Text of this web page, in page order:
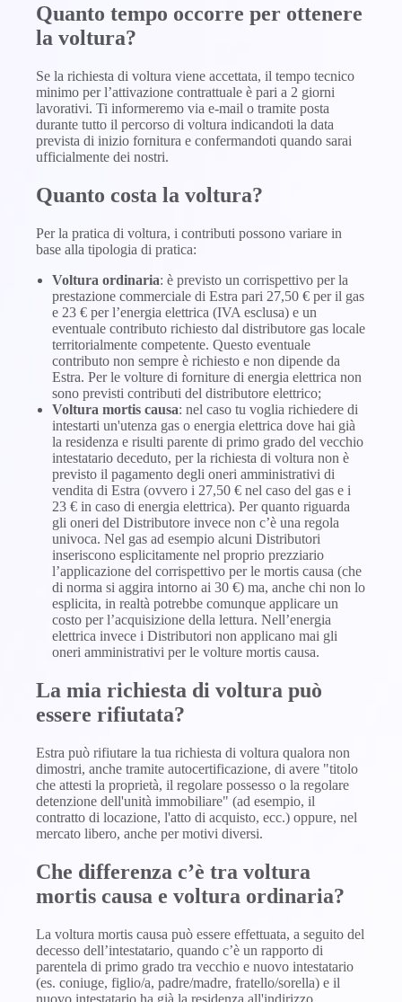
Quanto tempo occorre per ottenere
la voltura?
Se la richiesta di voltura viene accettata, il tempo tecnico
minimo per l’attivazione contrattuale è pari a 2 giorni
lavorativi. Ti informeremo via e-mail o tramite posta
durante tutto il percorso di voltura indicandoti la data
prevista di inizio fornitura e confermandoti quando sarai
ufficialmente dei nostri.
Quanto costa la voltura?
Per la pratica di voltura, i contributi possono variare in
base alla tipologia di pratica:
Voltura ordinaria: è previsto un corrispettivo per la
prestazione commerciale di Estra pari 27,50 € per il gas
e 23 € per l’energia elettrica (IVA esclusa) e un
eventuale contributo richiesto dal distributore gas locale
territorialmente competente. Questo eventuale
contributo non sempre è richiesto e non dipende da
Estra. Per le volture di forniture di energia elettrica non
sono previsti contributi del distributore elettrico;
Voltura mortis causa: nel caso tu voglia richiedere di
intestarti un'utenza gas o energia elettrica dove hai già
la residenza e risulti parente di primo grado del vecchio
intestatario deceduto, per la richiesta di voltura non è
previsto il pagamento degli oneri amministrativi di
vendita di Estra (ovvero i 27,50 € nel caso del gas e i
23 € in caso di energia elettrica). Per quanto riguarda
gli oneri del Distributore invece non c’è una regola
univoca. Nel gas ad esempio alcuni Distributori
inseriscono esplicitamente nel proprio prezziario
l’applicazione del corrispettivo per le mortis causa (che
di norma si aggira intorno ai 30 €) ma, anche chi non lo
esplicita, in realtà potrebbe comunque applicare un
costo per l’acquisizione della lettura. Nell’energia
elettrica invece i Distributori non applicano mai gli
oneri amministrativi per le volture mortis causa.
La mia richiesta di voltura può
essere rifiutata?
Estra può rifiutare la tua richiesta di voltura qualora non
dimostri, anche tramite autocertificazione, di avere "titolo
che attesti la proprietà, il regolare possesso o la regolare
detenzione dell'unità immobiliare" (ad esempio, il
contratto di locazione, l'atto di acquisto, ecc.) oppure, nel
mercato libero, anche per motivi diversi.
Che differenza c’è tra voltura
mortis causa e voltura ordinaria?
La voltura mortis causa può essere effettuata, a seguito del
decesso dell’intestatario, quando c’è un rapporto di
parentela di primo grado tra vecchio e nuovo intestatario
(es. coniuge, figlio/a, padre/madre, fratello/sorella) e il
nuovo intestatario ha già la residenza all'indirizzo